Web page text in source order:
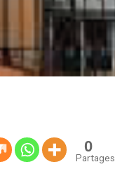
0
Partages